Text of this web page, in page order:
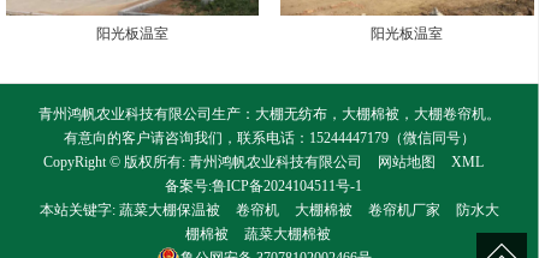
阳光板温室 阳光板温室
青州鸿帆农业科技有限公司生产：大棚无纺布，大棚棉被，大棚卷帘机。
有意向的客户请咨询我们，联系电话：15244447179（微信同号）
CopyRight © 版权所有: 青州鸿帆农业科技有限公司 网站地图
XML
备案号:鲁ICP备2024104511号-1
本站关键字: 蔬菜大棚保温被 卷帘机 大棚棉被 卷帘机厂家
防水大
棚棉被
蔬菜大棚棉被